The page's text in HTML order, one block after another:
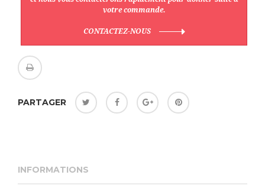
votre commande.
CONTACTEZ-NOUS
PARTAGER
INFORMATIONS